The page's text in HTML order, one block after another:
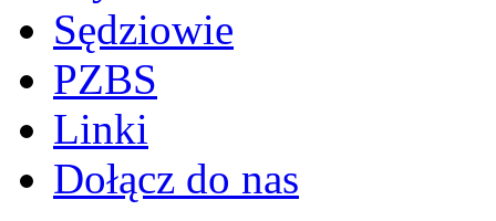
Sędziowie
PZBS
Linki
Dołącz do nas